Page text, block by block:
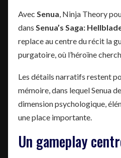
Avec Senua , Ninja Theory
dans Senua’s Saga:
replace au centre du récit la
purgatoire, où l’héroïne
Les détails narratifs restent
mémoire, dans lequel Senua
dimension psychologique,
une place importante.
Un gameplay